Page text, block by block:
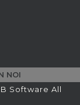
NOI
Software All